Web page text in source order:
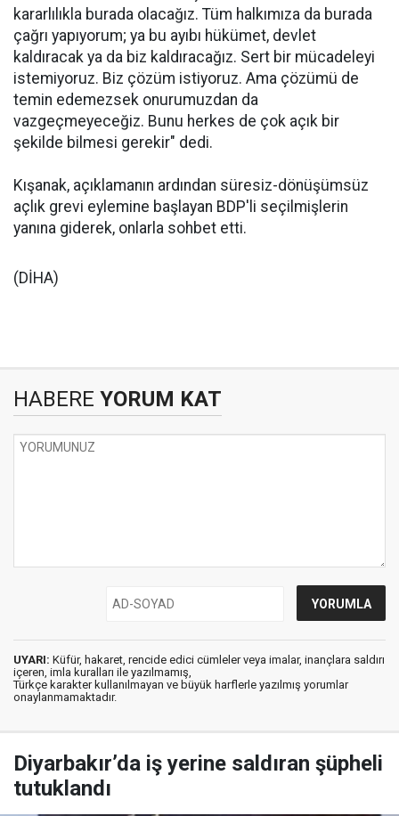
kararlılıkla burada olacağız. Tüm halkımıza da burada
çağrı yapıyorum; ya bu ayıbı hükümet, devlet
kaldıracak ya da biz kaldıracağız. Sert bir mücadeleyi
istemiyoruz. Biz çözüm istiyoruz. Ama çözümü de
temin edemezsek onurumuzdan da
vazgeçmeyeceğiz. Bunu herkes de çok açık bir
şekilde bilmesi gerekir" dedi.
Kışanak, açıklamanın ardından süresiz-dönüşümsüz
açlık grevi eylemine başlayan BDP'li seçilmişlerin
yanına giderek, onlarla sohbet etti.
(DİHA)
HABERE YORUM KAT
UYARI: Küfür, hakaret, rencide edici cümleler veya imalar, inançlara saldırı
içeren, imla kuralları ile yazılmamış,
Türkçe karakter kullanılmayan ve büyük harflerle yazılmış yorumlar
onaylanmamaktadır.
Diyarbakır’da iş yerine saldıran şüpheli
tutuklandı